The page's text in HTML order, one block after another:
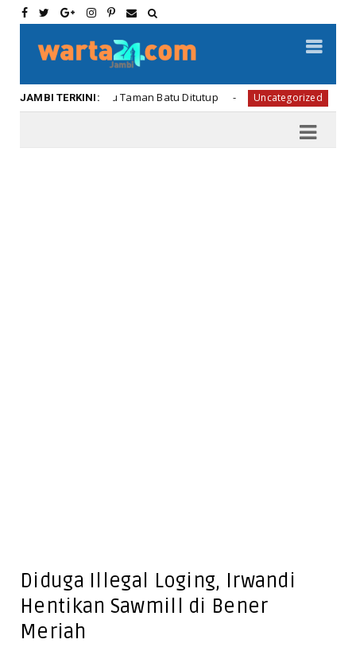
JAMBI TERKINI:
Lihat Pintu Taman Batu Ditutup Uncategorized Sukses
Diduga Illegal Loging, Irwandi
Hentikan Sawmill di Bener
Meriah